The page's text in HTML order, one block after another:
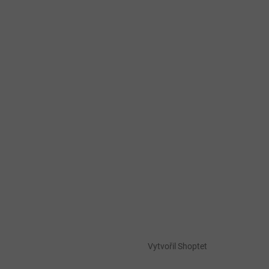
Vytvořil Shoptet